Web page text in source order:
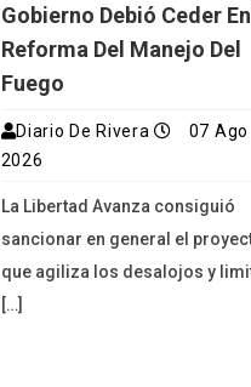
Gobierno Debió Ceder
Reforma Del Manejo Del
Fuego
Diario De Rivera
07 Ago
2026
La Libertad Avanza consiguió
sancionar en general el
que agiliza los desalojos y
[…]